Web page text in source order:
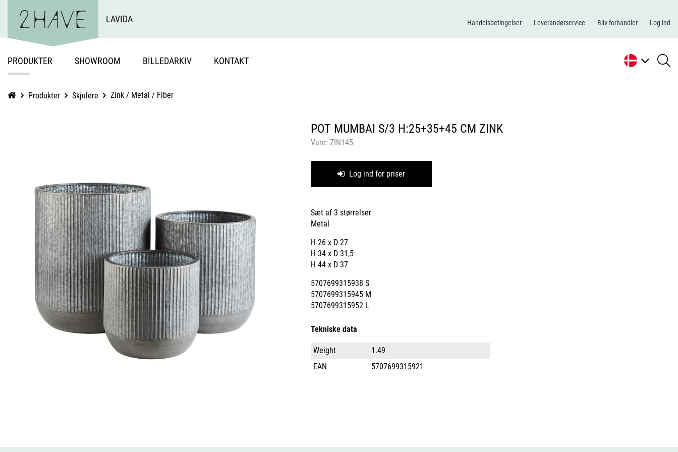
LAVIDA Handelsbetingelser Leverandørservice Bliv forhandler Log ind
PRODUKTER SHOWROOM BILLEDARKIV KONTAKT
Produkter Skjulere Zink / Metal / Fiber
POT MUMBAI S/3 H:25+35+45 CM ZINK
Vare:ZIN145
Log ind for priser
Sæt af 3 størrelser
Metal
H 26 x D 27
H 34 x D 31,5
H 44 x D 37
5707699315938 S
5707699315945 M
5707699315952 L
Tekniske data
Weight
1.49
EAN
5707699315921